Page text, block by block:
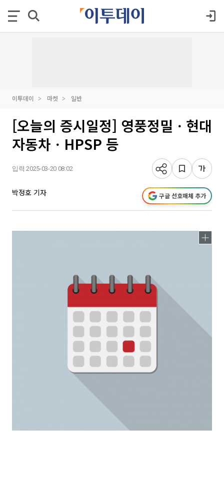
이투데이 마켓 일반
[오늘의 증시일정] 영풍정밀ㆍ현대
자동차ㆍHPSP 등
입력 2025-03-20 08:02
박정호 기자 구글 선호매체 추가